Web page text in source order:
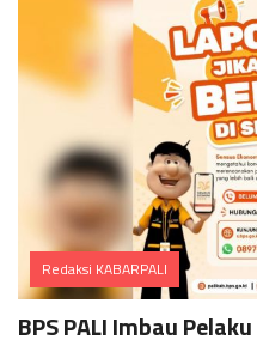
Redaksi KABARPALI
Comments
BPS PALI Imbau